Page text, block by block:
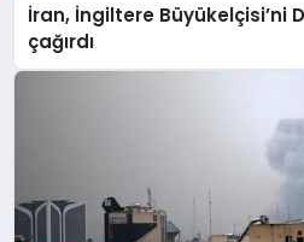
İran, İngiltere Büyükelçisi’ni
çağırdı